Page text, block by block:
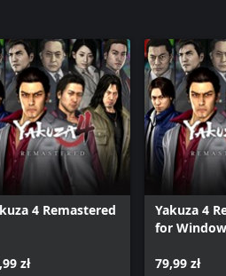
4 Remastered
zł
Yakuza 4
for
79,99 zł